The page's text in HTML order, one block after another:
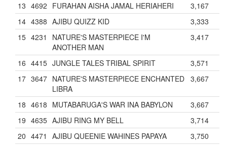
13 4692 FURAHAN AISHA JAMAL HERIAHERI
3,167
14 4388 AJIBU QUIZZ KID
3,333
15 4231
NATURE'S MASTERPIECE I'M
ANOTHER MAN
3,417
16 4415 JUNGLE TALES TRIBAL SPIRIT
3,571
17 3647 NATURE'S MASTERPIECE ENCHANTED
LIBRA
3,667
18 4618 MUTABARUGA'S WAR INA BABYLON
3,667
19 4635 AJIBU RING MY BELL
3,714
20 4471 AJIBU QUEENIE WAHINES PAPAYA
3,750